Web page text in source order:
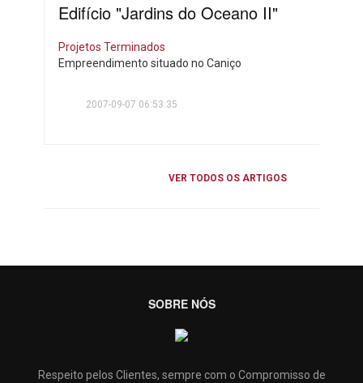
Edifício "Jardins do Oceano II"
Projetos Terminados
Empreendimento situado no Caniço
2007-09-07 06:53:35
VER TODOS OS ARTIGOS
SOBRE NÓS
Respeito pelos Clientes, sempre com o Compromisso de